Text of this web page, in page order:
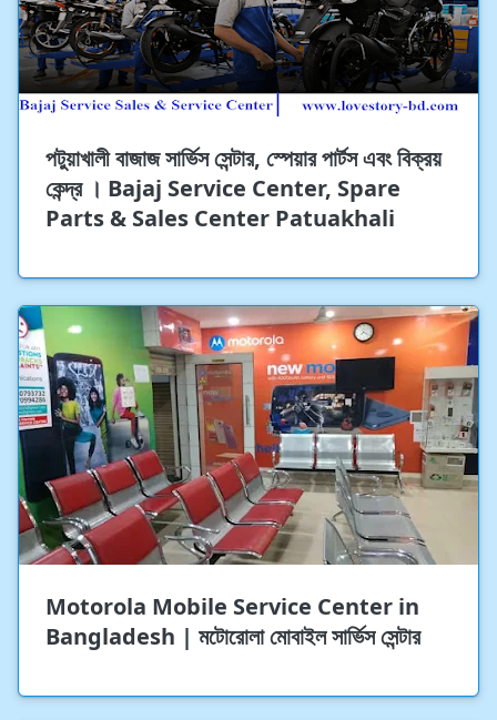
পটুয়াখালী বাজাজ সার্ভিস সেন্টার, স্পেয়ার পার্টস এবং বিক্রয়
কেন্দ্র । Bajaj Service Center, Spare
Parts & Sales Center Patuakhali
Motorola Mobile Service Center in
Bangladesh | মটোরোলা মোবাইল সার্ভিস সেন্টার